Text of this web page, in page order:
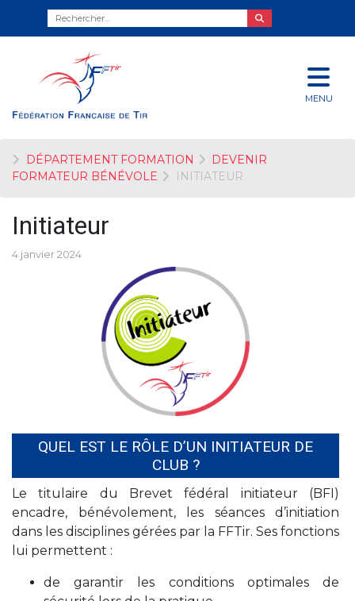
MENU
DÉPARTEMENT FORMATION
DEVENIR
FORMATEUR BÉNÉVOLE
INITIATEUR
Initiateur
4 janvier 2024
QUEL EST LE RÔLE D’UN INITIATEUR DE
CLUB ?
Le titulaire du Brevet fédéral initiateur (BFI)
encadre, bénévolement, les séances d’initiation
dans les disciplines gérées par la FFTir. Ses fonctions
lui permettent :
de garantir les conditions optimales de